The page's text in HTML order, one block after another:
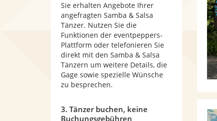
Sie erhalten Angebote Ihrer
angefragten Samba & Salsa
Tänzer. Nutzen Sie die
Funktionen der eventpeppers-
Plattform oder telefonieren Sie
direkt mit den Samba & Salsa
Tänzern um weitere Details, die
Gage sowie spezielle Wünsche
zu besprechen.
3. Tänzer buchen, keine
Buchungsgebühren